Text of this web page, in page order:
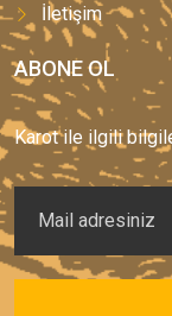
İletişim
ABONE OL
Karot ile ilgili